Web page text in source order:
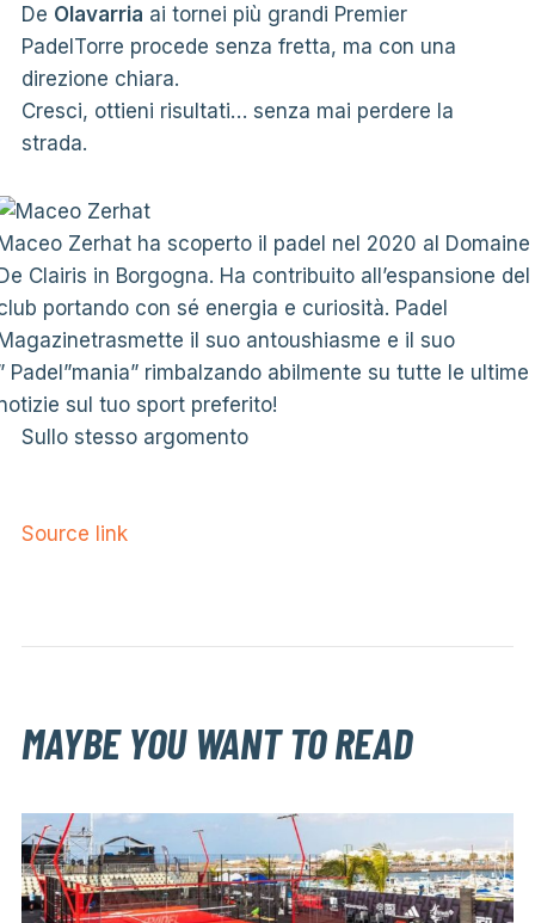
De Olavarria ai tornei più grandi Premier
PadelTorre procede senza fretta, ma con una
direzione chiara.
Cresci, ottieni risultati… senza mai perdere la
strada.
Zerhat ha scoperto il padel nel 2020 al Domaine
Clairis in Borgogna. Ha contribuito all’espansione del
portando con sé energia e curiosità. Padel
il suo antoushiasme e il suo
Padel”mania” rimbalzando abilmente su tutte le ultime
sul tuo sport preferito!
Sullo stesso argomento
Source link
MAYBE YOU WANT TO READ